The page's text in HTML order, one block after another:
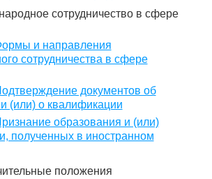
сотрудничество в сфере
и направления
сотрудничества в сфере
документов об
(или) о квалификации
образования и (или)
полученных в иностранном
положения